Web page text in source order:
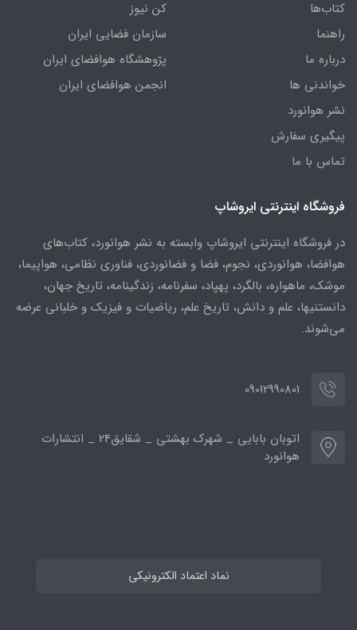
کتاب‌ها
راهنما
درباره ما
خواندنی ها
نشر هوانورد
پیگیری سفارش
تماس با ما
کن نیوز
سازمان فضایی ایران
پژوهشگاه هوافضای ایران
انجمن هوافضای ایران
فروشگاه اینترنتی ایروشاپ
در فروشگاه اینترنتی ایروشاپ وابسته به نشر هوانورد، کتاب‌های
هوافضا، هوانوردی، نجوم، فضا و فضانوردی، فناوری نظامی، هواپیما،
موشک، ماهواره، بالگرد، پهپاد، سفرنامه، زندگینامه، تاریخ جهان،
دانستنیها، علم و دانش، تاریخ علم، ریاضیات و فیزیک و خلبانی عرضه
می‌شوند.
09012990801
اتوبان بابایی _ شهرک بهشتی _ شقایق24 _ انتشارات
هوانورد
نماد اعتماد الکترونیکی